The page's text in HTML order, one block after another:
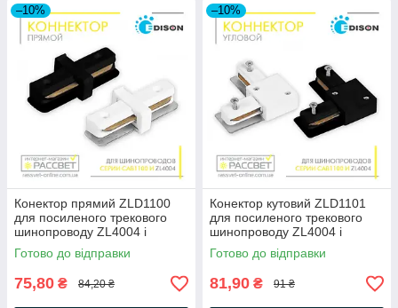
–10%
Конектор прямий ZLD1100
для посиленого трекового
шинопроводу ZL4004 і
CAB1100 білий і чорний
Готово до відправки
75,80 ₴ 84,20 ₴
–10%
Конектор кутовий ZLD1101
для посиленого трекового
шинопроводу ZL4004 і
CAB1100 білий і чорний
Готово до відправки
81,90 ₴ 91 ₴